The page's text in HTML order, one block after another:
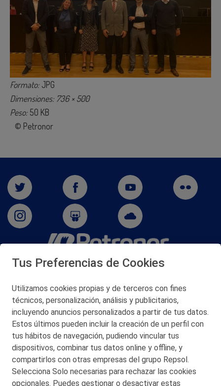
Formato: JPG
Dimensiones: 736 × 500
Peso: 50 KB
© Petronor
San Martín 5-Edificio Muñatones,
© 2026 Petronor S.A.
CONTACTO
MAPA WEB
Tus Preferencias de Cookies
Utilizamos cookies propias y de terceros con fines
técnicos, personalización, análisis y publicitarios,
incluyendo anuncios personalizados a partir de tus datos.
Estos últimos pueden incluir la creación de un perfil con
tus hábitos de navegación, pudiendo vincular tus
dispositivos, combinar tus datos online y offline, y
compartirlos con otras empresas del grupo Repsol.
Selecciona Solo necesarias para rechazar las cookies
opcionales. Puedes gestionar o desactivar estas